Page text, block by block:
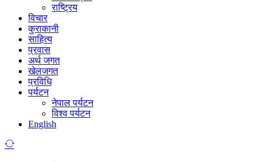
राष्ट्रिय
विचार
कुराकानी
साहित्य
प्रवास
अर्थ जगत
खेलजगत
प्रविधि
पर्यटन
नेपाल पर्यटन
विश्व पर्यटन
English